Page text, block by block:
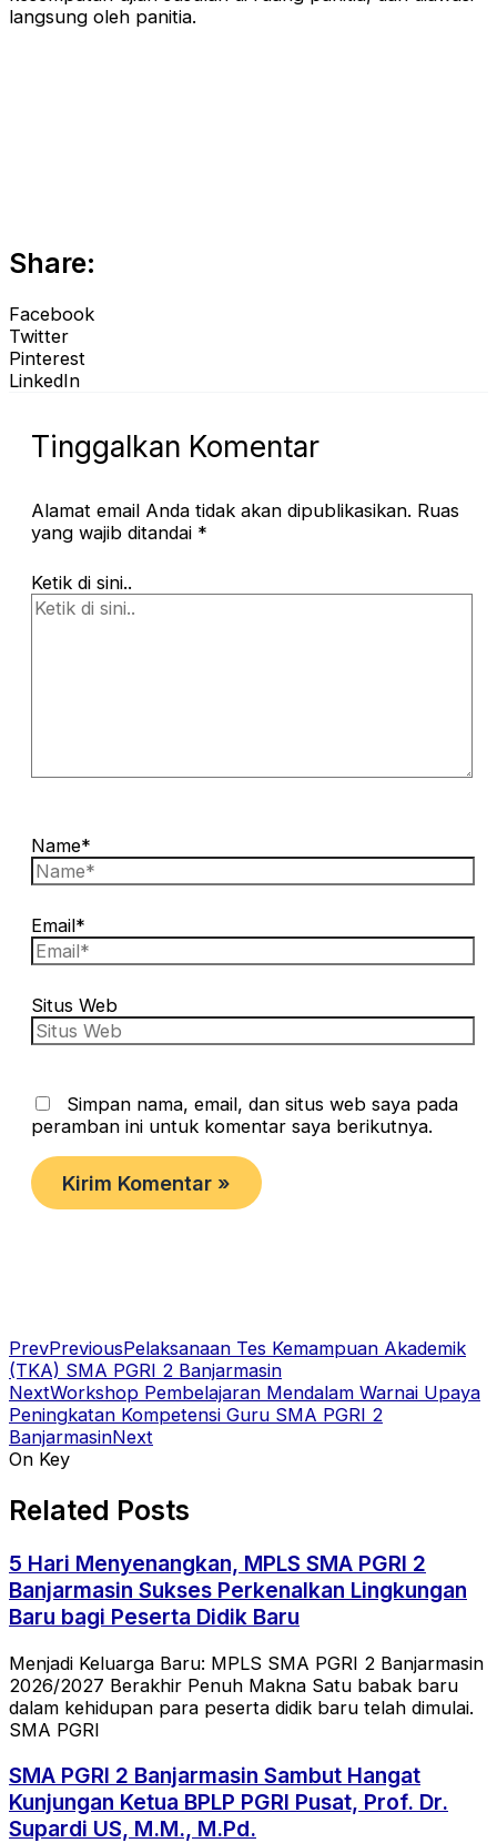
langsung oleh panitia.
Share:
Facebook
Twitter
Pinterest
LinkedIn
Tinggalkan Komentar
Alamat email Anda tidak akan dipublikasikan. Ruas
yang wajib ditandai *
Ketik di sini..
Name*
Email*
Situs Web
Simpan nama, email, dan situs web saya pada
peramban ini untuk komentar saya berikutnya.
PrevPreviousPelaksanaan Tes Kemampuan Akademik
(TKA) SMA PGRI 2 Banjarmasin
NextWorkshop Pembelajaran Mendalam Warnai Upaya
Peningkatan Kompetensi Guru SMA PGRI 2
BanjarmasinNext
On Key
Related Posts
5 Hari Menyenangkan, MPLS SMA PGRI 2
Banjarmasin Sukses Perkenalkan Lingkungan
Baru bagi Peserta Didik Baru
Menjadi Keluarga Baru: MPLS SMA PGRI 2 Banjarmasin
2026/2027 Berakhir Penuh Makna Satu babak baru
dalam kehidupan para peserta didik baru telah dimulai.
SMA PGRI
SMA PGRI 2 Banjarmasin Sambut Hangat
Kunjungan Ketua BPLP PGRI Pusat, Prof. Dr.
Supardi US, M.M., M.Pd.